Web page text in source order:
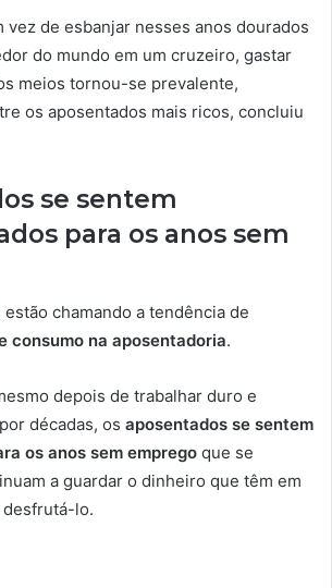
vez de esbanjar nesses anos dourados
do mundo em um cruzeiro, gastar
meios tornou-se prevalente,
os aposentados mais ricos, concluiu
se sentem
para os anos sem
chamando a tendência de
consumo na aposentadoria.
depois de trabalhar duro e
décadas, os aposentados se sentem
os anos sem emprego que se
a guardar o dinheiro que têm em
lo.